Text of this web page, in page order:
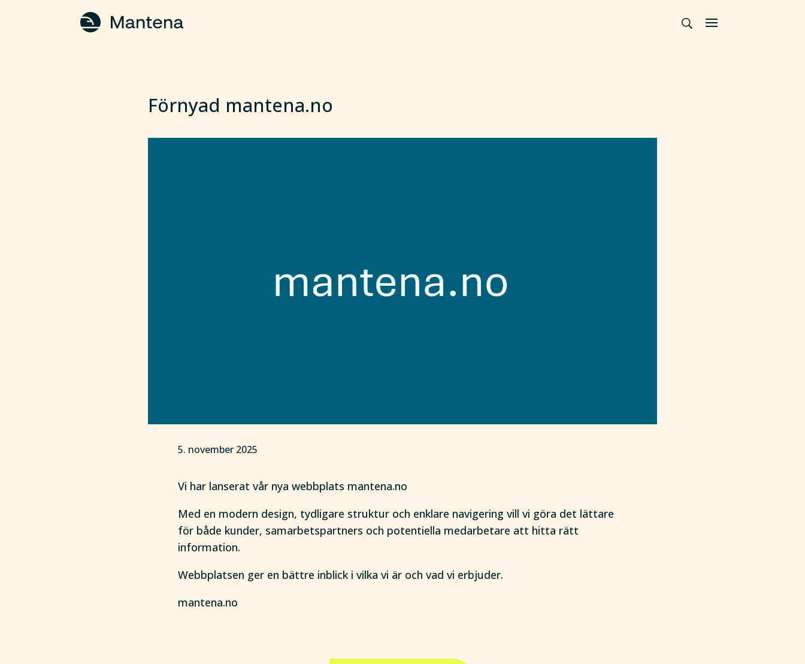
Förnyad mantena.no
5. november 2025
Vi har lanserat vår nya webbplats mantena.no
Med en modern design, tydligare struktur och enklare navigering vill vi göra det lättare
för både kunder, samarbetspartners och potentiella medarbetare att hitta rätt
information.
Webbplatsen ger en bättre inblick i vilka vi är och vad vi erbjuder.
mantena.no